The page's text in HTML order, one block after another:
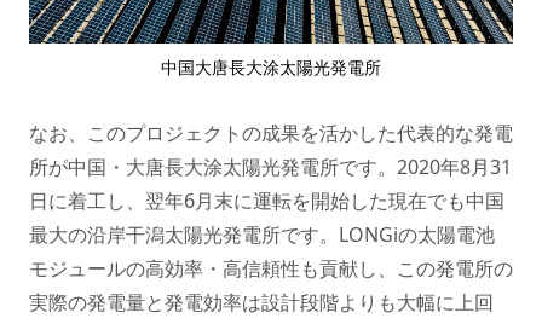
中国大唐長大涂太陽光発電所
なお、このプロジェクトの成果を活かした代表的な発電
所が中国・大唐長大涂太陽光発電所です。2020年8月31
日に着工し、翌年6月末に運転を開始した現在でも中国
最大の沿岸干潟太陽光発電所です。LONGiの太陽電池
モジュールの高効率・高信頼性も貢献し、この発電所の
実際の発電量と発電効率は設計段階よりも大幅に上回